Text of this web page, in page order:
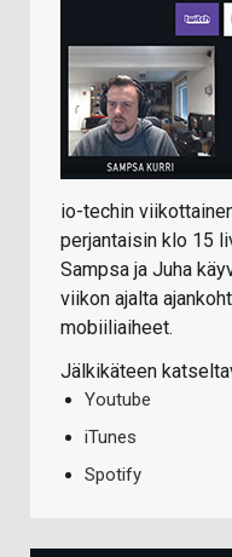
io-techin
perjantaisin klo 15
Sampsa ja Juha
viikon ajalta
mobiiliaiheet.
Jälkikäteen
Youtube
iTunes
Spotify